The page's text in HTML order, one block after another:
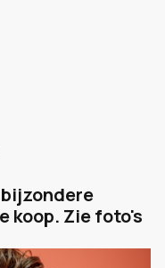
koop. Zie foto's